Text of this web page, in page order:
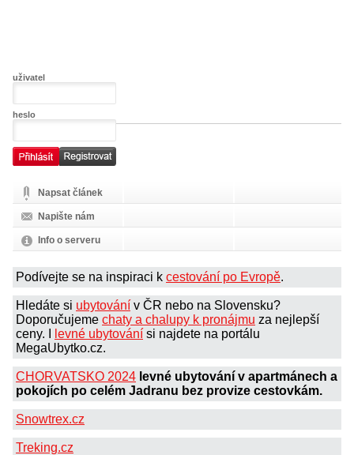
uživatel
heslo
Napsat článek
Napište nám
Info o serveru
Podívejte se na inspiraci k cestování po Evropě.
Hledáte si ubytování v ČR nebo na Slovensku?
Doporučujeme chaty a chalupy k pronájmu za nejlepší
ceny. I
levné ubytování si najdete na portálu
MegaUbytko.cz.
CHORVATSKO 2024 levné ubytování v apartmánech a
pokojích po celém Jadranu bez provize cestovkám.
Snowtrex.cz
Treking.cz